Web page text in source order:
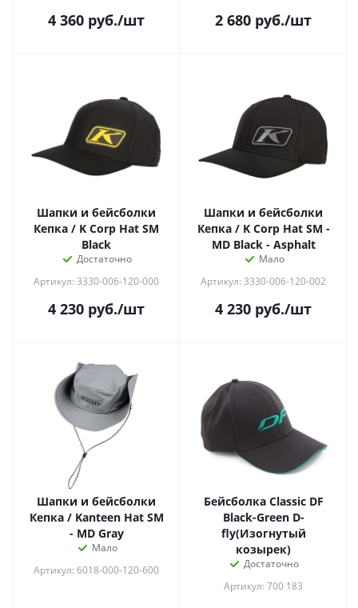
4 360 руб./шт 2 680 руб./шт
Шапки и бейсболки
Кепка / K Corp Hat SM
Black
Достаточно
Артикул: 3330-006-120-000
4 230 руб./шт
Шапки и бейсболки
Кепка / K Corp Hat SM -
MD Black - Asphalt
Мало
Артикул: 3330-006-120-002
4 230 руб./шт
Шапки и бейсболки
Кепка / Kanteen Hat SM
- MD Gray
Мало
Артикул: 6018-000-120-600
Бейсболка Classic DF
Black-Green D-
fly(Изогнутый
козырек)
Достаточно
Артикул: 700 183